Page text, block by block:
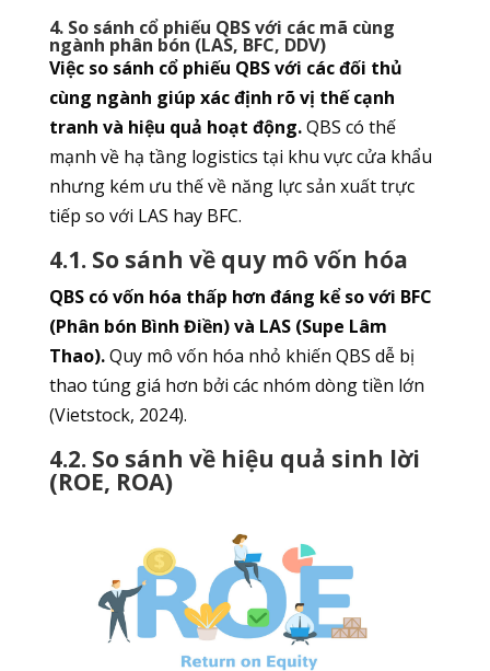
4. So sánh cổ phiếu QBS với các mã cùng
ngành phân bón (LAS, BFC, DDV)
Việc so sánh cổ phiếu QBS với các đối thủ
cùng ngành giúp xác định rõ vị thế cạnh
tranh và hiệu quả hoạt động.QBS có thế
mạnh về hạ tầng logistics tại khu vực cửa khẩu
nhưng kém ưu thế về năng lực sản xuất trực
tiếp so với LAS hay BFC.
4.1. So sánh về quy mô vốn hóa
QBS có vốn hóa thấp hơn đáng kể so với BFC
(Phân bón Bình Điền) và LAS (Supe Lâm
Thao).Quy mô vốn hóa nhỏ khiến QBS dễ bị
thao túng giá hơn bởi các nhóm dòng tiền lớn
(Vietstock, 2024).
4.2. So sánh về hiệu quả sinh lời
(ROE, ROA)